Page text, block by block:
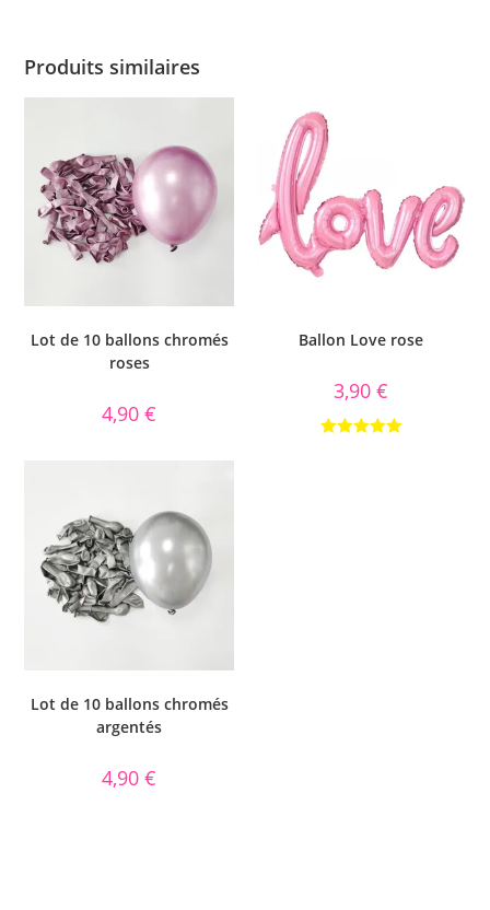
Produits similaires
Lot de 10 ballons chromés
roses
4,90€
Ballon Love rose
3,90 €
Lot de 10 ballons chromés
argentés
4,90€